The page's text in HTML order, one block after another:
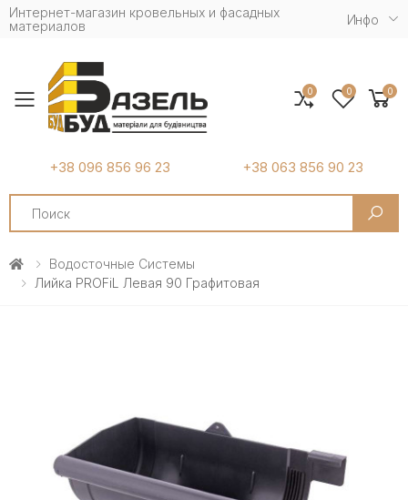
Интернет-магазин кровельных и фасадных
материалов
Инфо
Toggle mobile menu
+38 096 856 96 23 +38 063 856 90 23
Search
0 0 0
Водосточные Системы
Лийка PROFiL Левая 90 Графитовая